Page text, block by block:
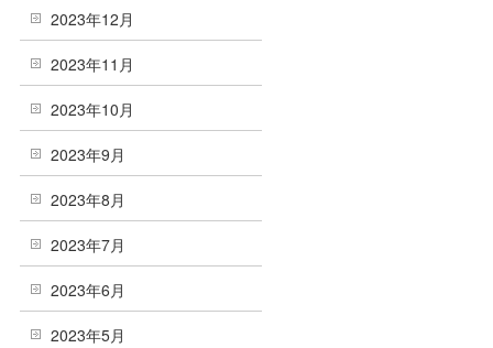
2023年12月
2023年11月
2023年10月
2023年9月
2023年8月
2023年7月
2023年6月
2023年5月